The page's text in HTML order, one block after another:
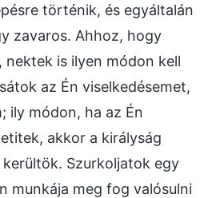
történik, és egyáltalán
zavaros. Ahhoz, hogy
nektek is ilyen módon kell
az Én viselkedésemet,
ily módon, ha az Én
akkor a királyság
Szurkoljatok egy
munkája meg fog valósulni